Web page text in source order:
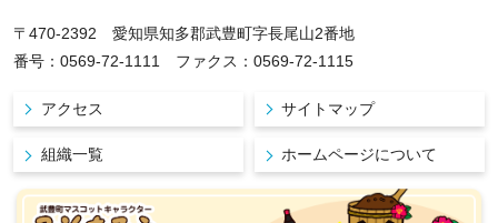
〒470-2392 愛知県知多郡武豊町字長尾山2番地
番号：0569-72-1111 ファクス：0569-72-1115
アクセス サイトマップ
組織一覧 ホームページについて